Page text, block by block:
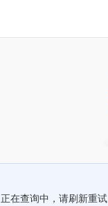
正在查询中，请刷新重试